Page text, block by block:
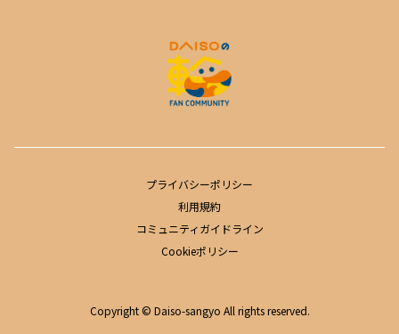
プライバシーポリシー
利用規約
コミュニティガイドライン
Cookieポリシー
Copyright © Daiso-sangyo All rights reserved.